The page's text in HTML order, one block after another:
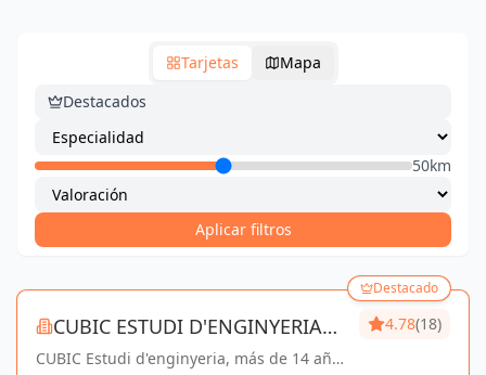
Tarjetas
Mapa
Destacados
50km
Aplicar filtros
Destacado
CUBIC ESTUDI D'ENGINYERIA
S.L.
CUBIC Estudi d'enginyeria, más de 14 años
4.78(18)